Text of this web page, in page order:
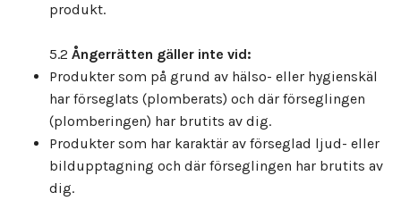
produkt.
5.2 Ångerrätten gäller inte vid:
Produkter som på grund av hälso- eller hygienskäl
har förseglats (plomberats) och där förseglingen
(plomberingen) har brutits av dig.
Produkter som har karaktär av förseglad ljud- eller
bildupptagning och där förseglingen har brutits av
dig.